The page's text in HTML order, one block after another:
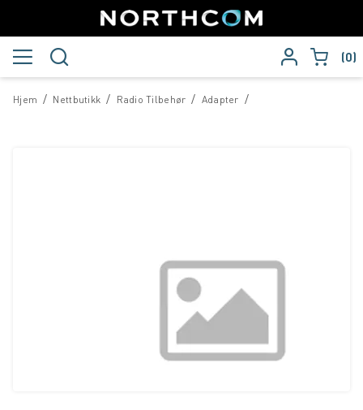
0
/
Hjem /
Nettbutikk /
Radio Tilbehør /
Adapter